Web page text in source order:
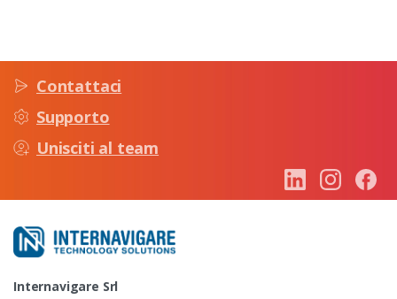
Contattaci
Supporto
Unisciti al team
Internavigare Srl